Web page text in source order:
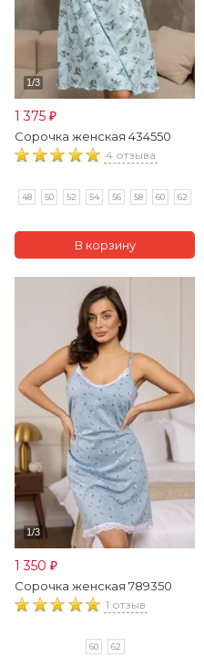
1 375 ₽
Сорочка женская 434550
4 отзыва
48 50 52 54 56 58 60 62
1 350 ₽
Сорочка женская 789350
1 отзыв
60 62